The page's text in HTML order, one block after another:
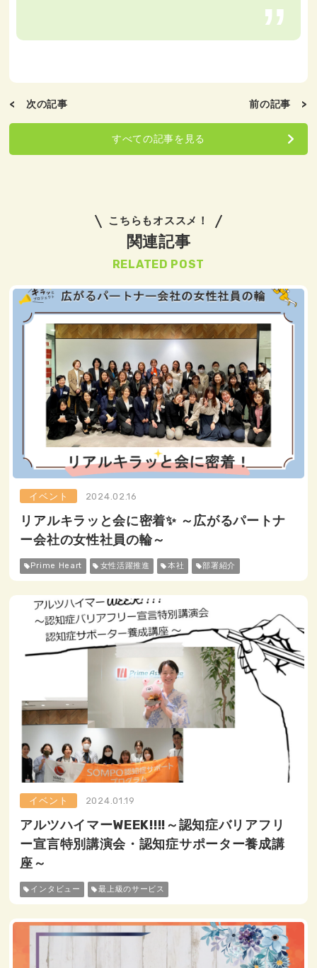
< 次の記事 前の記事 >
すべての記事を見る
こちらもオススメ！
関連記事
RELATED POST
イベント 2024.02.16
リアルキラッと会に密着✨ ～広がるパートナ
ー会社の女性社員の輪～
Prime Heart 女性活躍推進 本社 部署紹介
イベント 2024.01.19
アルツハイマーWEEK!!!!～認知症バリアフリ
ー宣言特別講演会・認知症サポーター養成講
座～
インタビュー 最上級のサービス